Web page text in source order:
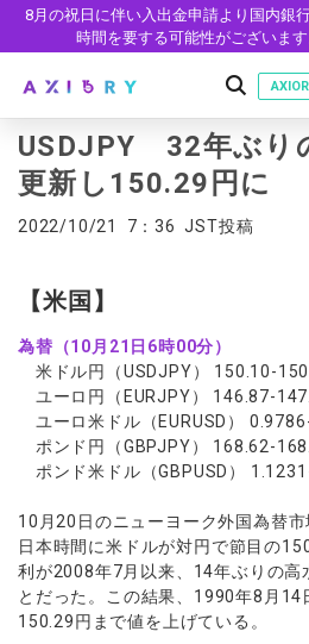
8月の祝日に伴い入出金申請より国内銀
時間を要する可能性がございま
はじめに
ライセンス
取引商品
FX（通貨ペア）
現物株式
ETF
株式CFD
エネルギーCFD
貴金属CFD
ソフトコモディティCFD
NEW
バトルCFD
取引条件
スプレッド・手数料
ゼロカットとロスカット
スワップとロールオーバー
入出金方法
約定率
取引時間
取引計算シミュレーター
注文執行ポリシー
口座
口座の種類
口座タイプ
法人のお客様
ゼロ口座
NEW
ウォレット口座
NEW
口座開設
口座開設フォーム
必要書類
開設方法
プラットフォーム
プラットフォーム
MT5
MT4
cTrader
AXIORYアプリ
AXIORYポータル
ツール
MT4/MT5 ヒストリカルデータ
EA(エキスパートアドバイザー)
カスタムインジケーター
日本時間表示インジケータ
ストライク インジケータ
MQLシグナル
NEW
パートナー
パートナーシップ・プログラム
特別・VIPプログラム
NEW
ニュース
お知らせ
マーケットニュース
コーポレートニュース
企業情報
会社概要
役員紹介
English
USDJPY 32年ぶり
更新し150.29円に
2022/10/21 7：36 JST投稿
【米国】
為替（10月21日6時00分）
米ドル円（USDJPY） 150.10-
ユーロ円（EURJPY） 146.87-
ユーロ米ドル（EURUSD）
ポンド円（GBPJPY） 168.62-
ポンド米ドル（GBPUSD）
10月20日のニューヨーク外国為替市
日本時間に米ドルが対円で節目の
利が2008年7月以来、14年ぶりの高
とだった。この結果、1990年8月14
150.29円まで値を上げている。